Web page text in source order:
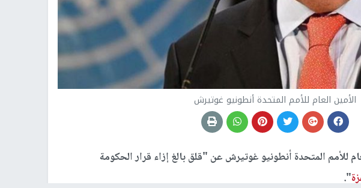
الأمين العام للأمم المتحدة أنطونيو غوتيرش
للأمم المتحدة أنطونيو غوتيرش عن "قلق بالغ إزاء قرار الحكومة
".